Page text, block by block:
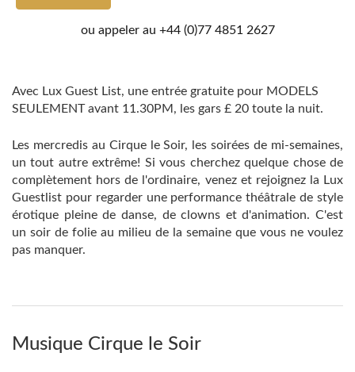
ou appeler au +44 (0)77 4851 2627
Avec Lux Guest List, une entrée gratuite pour MODELS
SEULEMENT avant 11.30PM, les gars £ 20 toute la nuit.
Les mercredis au Cirque le Soir, les soirées de mi-semaines,
un tout autre extrême! Si vous cherchez quelque chose de
complètement hors de l'ordinaire, venez et rejoignez la Lux
Guestlist pour regarder une performance théâtrale de style
érotique pleine de danse, de clowns et d'animation. C'est
un soir de folie au milieu de la semaine que vous ne voulez
pas manquer.
Musique Cirque le Soir